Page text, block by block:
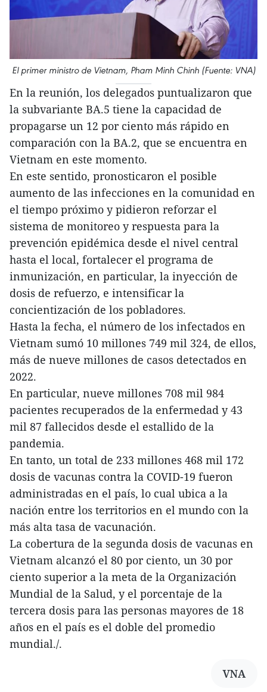
El primer ministro de Vietnam, Pham Minh Chinh (Fuente: VNA)
En la reunión, los delegados puntualizaron que
la subvariante BA.5 tiene la capacidad de
propagarse un 12 por ciento más rápido en
comparación con la BA.2, que se encuentra en
Vietnam en este momento.
En este sentido, pronosticaron el posible
aumento de las infecciones en la comunidad en
el tiempo próximo y pidieron reforzar el
sistema de monitoreo y respuesta para la
prevención epidémica desde el nivel central
hasta el local, fortalecer el programa de
inmunización, en particular, la inyección de
dosis de refuerzo, e intensificar la
concientización de los pobladores.
Hasta la fecha, el número de los infectados en
Vietnam sumó 10 millones 749 mil 324, de ellos,
más de nueve millones de casos detectados en
2022.
En particular, nueve millones 708 mil 984
pacientes recuperados de la enfermedad y 43
mil 87 fallecidos desde el estallido de la
pandemia.
En tanto, un total de 233 millones 468 mil 172
dosis de vacunas contra la COVID-19 fueron
administradas en el país, lo cual ubica a la
nación entre los territorios en el mundo con la
más alta tasa de vacunación.
La cobertura de la segunda dosis de vacunas en
Vietnam alcanzó el 80 por ciento, un 30 por
ciento superior a la meta de la Organización
Mundial de la Salud, y el porcentaje de la
tercera dosis para las personas mayores de 18
años en el país es el doble del promedio
mundial./.
VNA